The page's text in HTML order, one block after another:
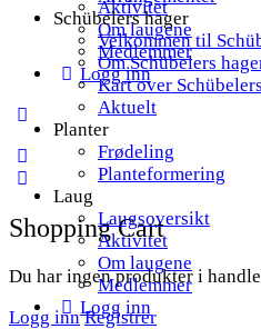
Aktivitet
Om laugene
Medlemmer
Logg inn
options
Shopping Cart
Du har ingen produkter i
Logg inn Registrer
Schübelers hager
Velkommen til
Om Schübelers
Kart over
Aktuelt
Planter
Frødeling
Planteformering
Laug
Laugsoversikt
Aktivitet
Om laugene
Medlemmer
Logg inn